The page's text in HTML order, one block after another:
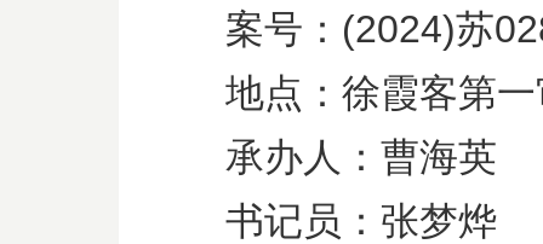
案号： (2024)苏
地点：徐霞客第
承办人：曹海英
书记员：张梦烨